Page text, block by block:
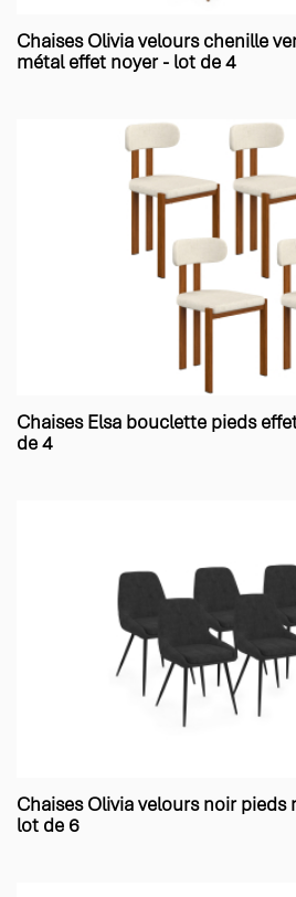
Chaises Olivia velours chenille vert pieds
métal effet noyer - lot de 4
Chaises Elsa bouclette pieds effet noyer - lot
de 4
Chaises Olivia velours noir pieds métal noirs -
lot de 6